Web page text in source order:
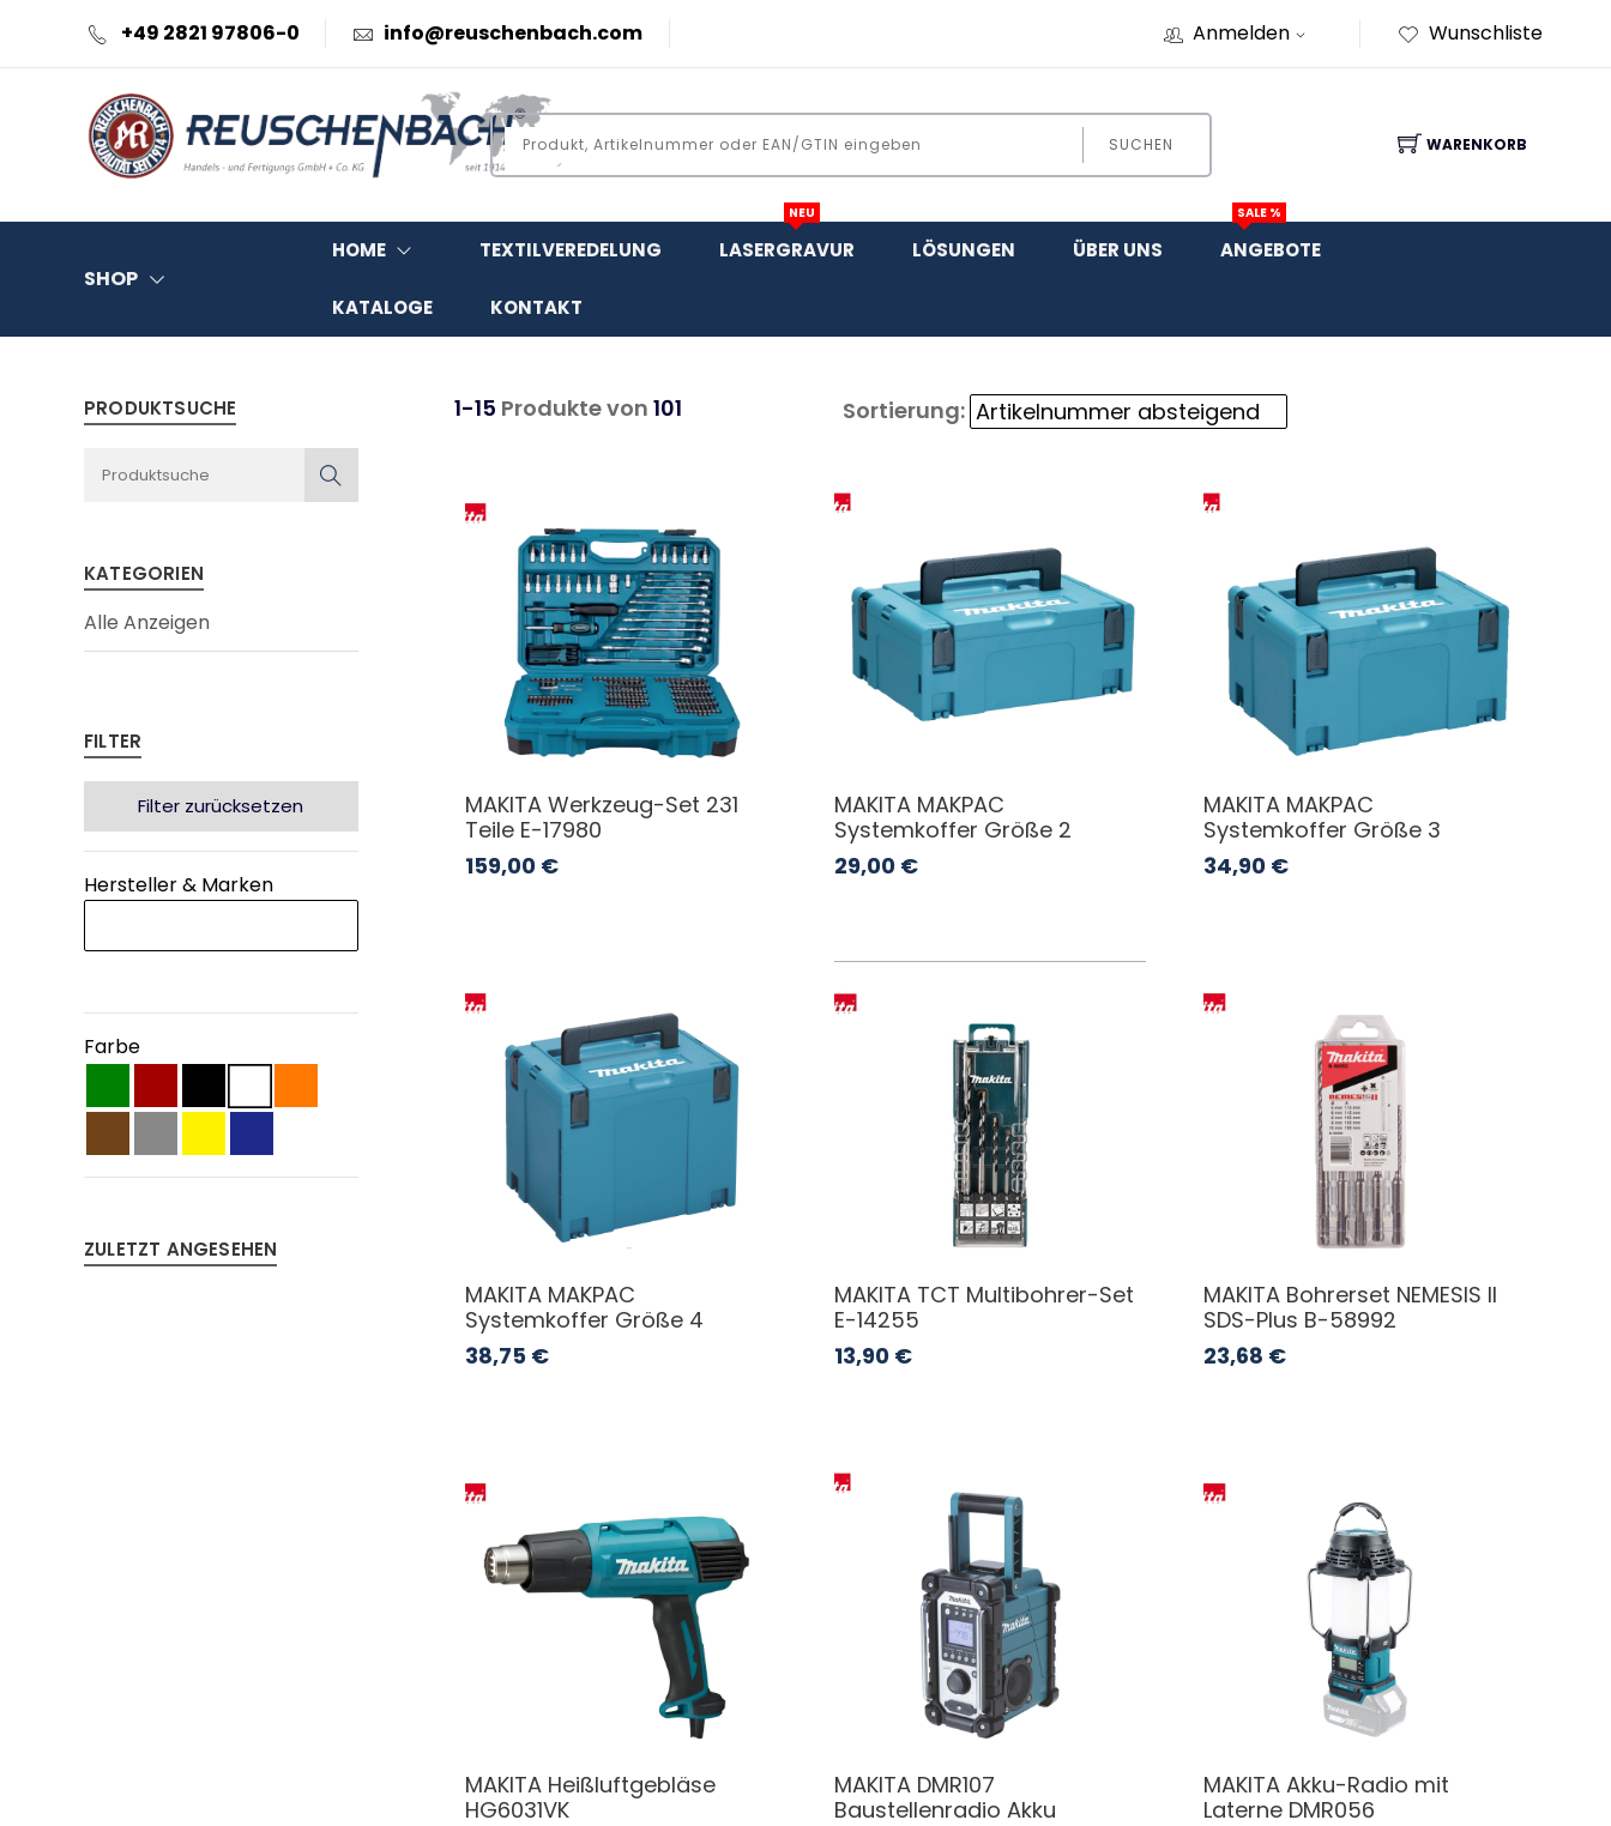
+49 2821 97806-0 info@reuschenbach.com Anmelden Wunschliste
SUCHEN WARENKORB
SHOP
HOME TEXTILVEREDELUNG LASERGRAVUR
NEU
LÖSUNGEN ÜBER UNS ANGEBOTE
SALE %
KATALOGE KONTAKT
PRODUKTSUCHE
KATEGORIEN
Alle Anzeigen
FILTER
Filter zurücksetzen
Hersteller & Marken
Farbe
ZULETZT ANGESEHEN
1-15 Produkte von 101 Sortierung:
MAKITA Werkzeug-Set 231
Teile E-17980
159,00€
MAKITA MAKPAC
Systemkoffer Größe 2
29,00€
MAKITA MAKPAC
Systemkoffer Größe 3
34,90 €
MAKITA MAKPAC
Systemkoffer Größe 4
38,75€
MAKITA TCT Multibohrer-Set
E-14255
13,90€
MAKITA Bohrerset NEMESIS II
SDS-Plus B-58992
23,68 €
MAKITA Heißluftgebläse
HG6031VK
MAKITA DMR107
Baustellenradio Akku
MAKITA Akku-Radio mit
Laterne DMR056